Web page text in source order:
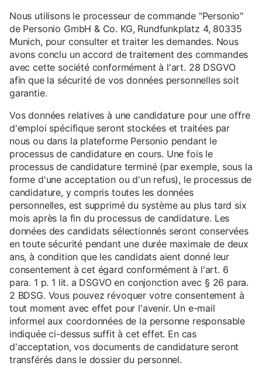
Nous utilisons le processeur de commande "Personio"
de Personio GmbH & Co. KG, Rundfunkplatz 4, 80335
Munich, pour consulter et traiter les demandes. Nous
avons conclu un accord de traitement des commandes
avec cette société conformément à l'art. 28 DSGVO
afin que la sécurité de vos données personnelles soit
garantie.
Vos données relatives à une candidature pour une offre
d'emploi spécifique seront stockées et traitées par
nous ou dans la plateforme Personio pendant le
processus de candidature en cours. Une fois le
processus de candidature terminé (par exemple, sous la
forme d'une acceptation ou d'un refus), le processus de
candidature, y compris toutes les données
personnelles, est supprimé du système au plus tard six
mois après la fin du processus de candidature. Les
données des candidats sélectionnés seront conservées
en toute sécurité pendant une durée maximale de deux
ans, à condition que les candidats aient donné leur
consentement à cet égard conformément à l'art. 6
para. 1 p. 1 lit. a DSGVO en conjonction avec § 26 para.
2 BDSG. Vous pouvez révoquer votre consentement à
tout moment avec effet pour l'avenir. Un e-mail
informel aux coordonnées de la personne responsable
indiquée ci-dessus suffit à cet effet. En cas
d'acceptation, vos documents de candidature seront
transférés dans le dossier du personnel.